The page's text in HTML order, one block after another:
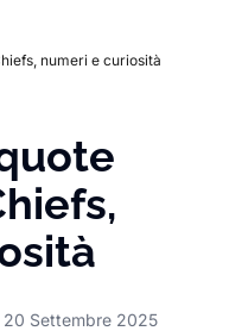
numeri e curiosità
20 Settembre 2025